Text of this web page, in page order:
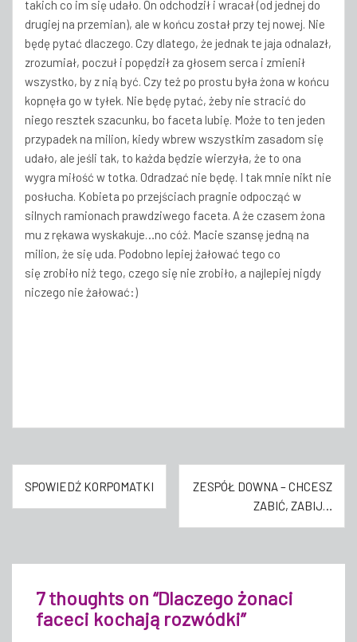
takich co im się udało. On odchodził i wracał (od jednej do
drugiej na przemian), ale w końcu został przy tej nowej. Nie
będę pytać dlaczego. Czy dlatego, że jednak te jaja odnalazł,
zrozumiał, poczuł i popędził za głosem serca i zmienił
wszystko, by z nią być. Czy też po prostu była żona w końcu
kopnęła go w tyłek. Nie będę pytać, żeby nie stracić do
niego resztek szacunku, bo faceta lubię. Może to ten jeden
przypadek na milion, kiedy wbrew wszystkim zasadom się
udało, ale jeśli tak, to każda będzie wierzyła, że to ona
wygra miłość w totka. Odradzać nie będę. I tak mnie nikt nie
posłucha. Kobieta po przejściach pragnie odpocząć w
silnych ramionach prawdziwego faceta. A że czasem żona
mu z rękawa wyskakuje…no cóż. Macie szansę jedną na
milion, że się uda. Podobno lepiej żałować tego co
się zrobiło niż tego, czego się nie zrobiło, a najlepiej nigdy
niczego nie żałować:)
Nawigacja
wpisu
SPOWIEDŹ KORPOMATKI
ZESPÓŁ DOWNA – CHCESZ
ZABIĆ, ZABIJ…
7 thoughts on “Dlaczego żonaci
faceci kochają rozwódki”